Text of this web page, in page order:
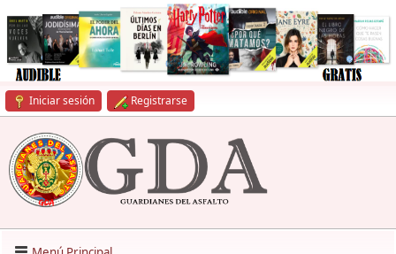
Iniciar sesión Registrarse